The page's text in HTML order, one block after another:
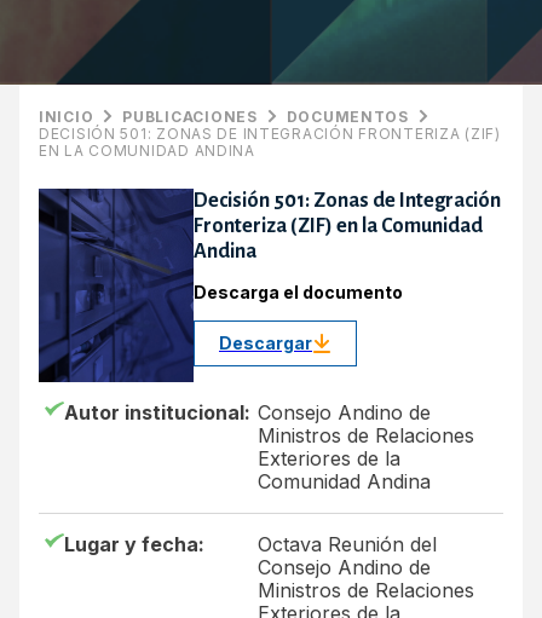
INICIO PUBLICACIONES
DOCUMENTOS
DECISIÓN 501: ZONAS DE INTEGRACIÓN FRONTERIZA (ZIF)
EN LA COMUNIDAD ANDINA
Decisión 501: Zonas de Integración
Fronteriza (ZIF) en la Comunidad
Andina
Descarga el documento
Descargar
Autor institucional: Consejo Andino de
Ministros de Relaciones
Exteriores de la
Comunidad Andina
Lugar y fecha:
Octava Reunión del
Consejo Andino de
Ministros de Relaciones